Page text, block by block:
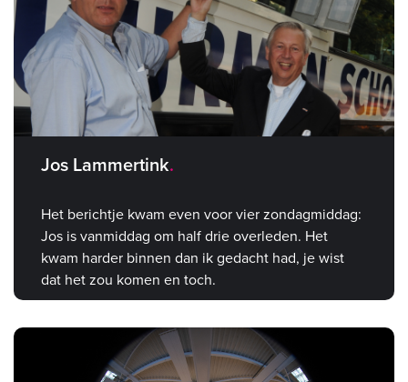
Jos Lammertink
Het berichtje kwam even voor vier zondagmiddag:
Jos is vanmiddag om half drie overleden. Het
kwam harder binnen dan ik gedacht had, je wist
dat het zou komen en toch.